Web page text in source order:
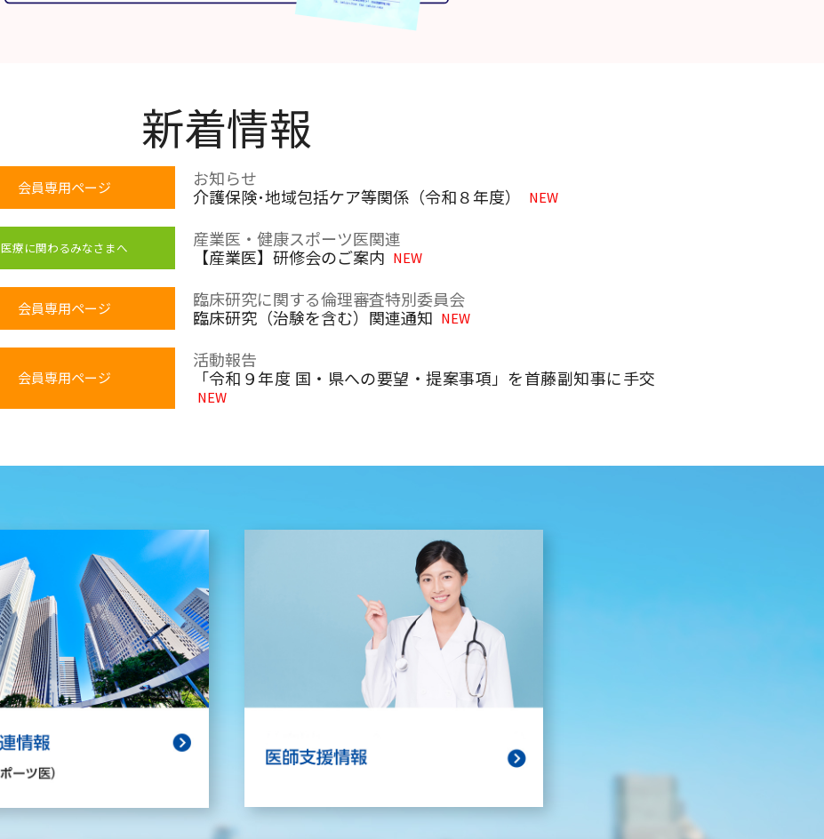
新着情報
会員専用ページ
お知らせ
介護保険･地域包括ケア等関係（令和８年度）
NEW
医療に関わるみなさまへ
産業医・健康スポーツ医関連
【産業医】研修会のご案内 NEW
会員専用ページ
臨床研究に関する倫理審査特別委員会
臨床研究（治験を含む）関連通知 NEW
会員専用ページ
活動報告
「令和９年度 国・県への要望・提案事項」を首藤副知事に手交
NEW